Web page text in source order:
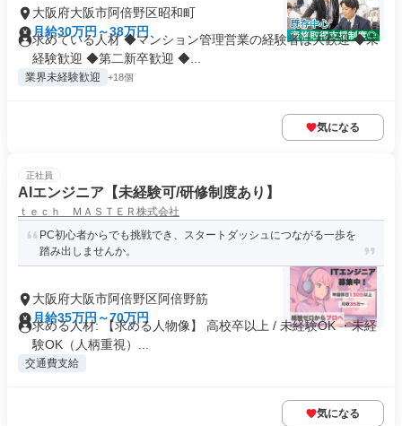
大阪府大阪市阿倍野区昭和町
月給30万円～38万円
求めている人材 ◆マンション管理営業の経験者は大歓迎 ◆未
経験歓迎 ◆第二新卒歓迎 ◆...
業界未経験歓迎 +18個
気になる
正社員
AIエンジニア【未経験可/研修制度あり】
ｔｅｃｈ ＭＡＳＴＥＲ株式会社
PC初心者からでも挑戦でき、スタートダッシュにつながる一歩を
踏み出しませんか。
大阪府大阪市阿倍野区阿倍野筋
月給35万円～70万円
求める人材: 【求める人物像】 高校卒以上 / 未経験OK ・未経
験OK（人柄重視）...
交通費支給
気になる